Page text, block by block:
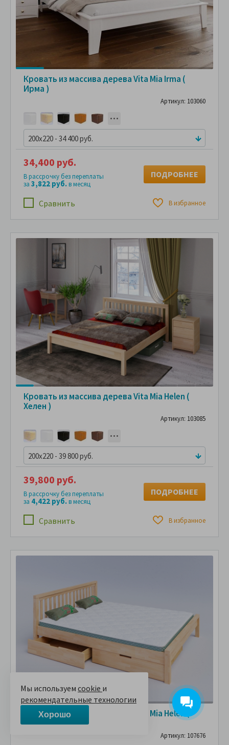
Кровать из массива дерева Vita Mia Irma (
Ирма )
Артикул: 103060
200x220 - 34 400 руб.
Сравнить В избранное
34,400 руб.
В рассрочку без переплаты
за 3,822 руб.в месяц
ПОДРОБНЕЕ
Кровать из массива дерева Vita Mia Helen (
Хелен )
Артикул: 103085
200x220 - 39 800 руб.
Сравнить В избранное
39,800 руб.
В рассрочку без переплаты
за 4,422 руб.в месяц
ПОДРОБНЕЕ
Кровать из массива дерева Vita Mia Helen (
Хелен ) с ящиками
Артикул: 107676
Мы используем cookie и
рекомендательные технологии
Хорошо